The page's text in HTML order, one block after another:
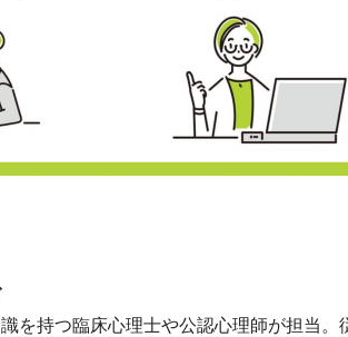
を持つ臨床心理士や公認心理師が担当。